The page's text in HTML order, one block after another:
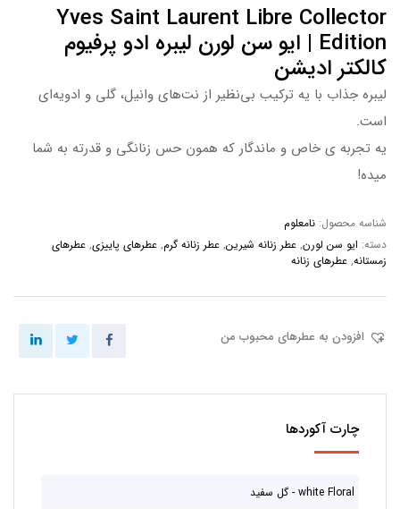
Yves Saint Laurent Libre Collector
Edition | ایو سن لورن لیبره ادو پرفیوم
کالکتر ادیشن
لیبره جذاب با یه ترکیب بی‌نظیر از نت‌های وانیل، گلی و ادویه‌ای
است.
یه تجربه ی خاص و ماندگار که همون حس زنانگی و قدرته به شما
میده!
شناسه محصول: نامعلوم
دسته: ایو سن لورن, عطر زنانه شیرین, عطر زنانه گرم, عطرهای پاییزی, عطرهای
زمستانه, عطرهای زنانه
افزودن به عطرهای محبوب من
چارت آکوردها
گل سفید - white Floral